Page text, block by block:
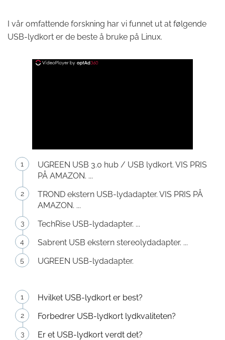
I vår omfattende forskning har vi funnet ut at følgende
USB-lydkort er de beste å bruke på Linux.
UGREEN USB 3.0 hub / USB lydkort. VIS PRIS
PÅ AMAZON. ...
TROND ekstern USB-lydadapter. VIS PRIS PÅ
AMAZON. ...
TechRise USB-lydadapter. ...
Sabrent USB ekstern stereolydadapter. ...
UGREEN USB-lydadapter.
Hvilket USB-lydkort er best?
Forbedrer USB-lydkort lydkvaliteten?
Er et USB-lydkort verdt det?